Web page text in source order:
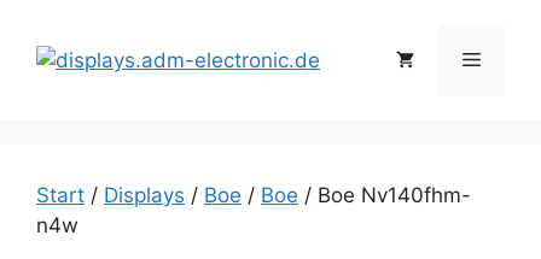
Inhalt
springen
Menü
Start / Displays / Boe / Boe / Boe Nv140fhm-
n4w